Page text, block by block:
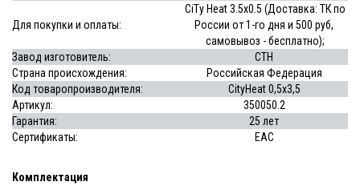
Для покупки и оплаты:
CiTy Heat 3.5х0.5 (Доставка: ТК по
России от 1-го дня и 500 руб,
самовывоз - бесплатно);
Завод изготовитель:
СТН
Страна происхождения:
Российская Федерация
Код товаропроизводителя:
CityHeat 0,5х3,5
Артикул:
350050.2
Гарантия:
25 лет
Сертификаты:
EAC
Комплектация